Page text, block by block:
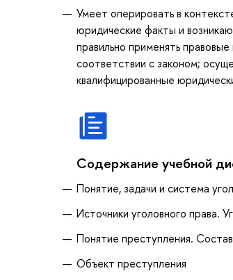
Умеет оперировать в
юридические факты и
правильно применять
соответствии с законом;
квалифицированные
Содержание учебной
Понятие, задачи и система
Источники уголовного права.
Понятие преступления.
Объект преступления